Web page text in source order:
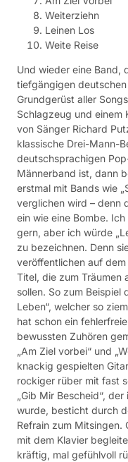
Weiterziehn
Leinen Los
Weite Reise
Und wieder eine Band,
tiefgängigen
Grundgerüst aller
Schlagzeug und einem
von Sänger Richard
klassische Drei-Mann-
deutschsprachigen
Männerband ist, dann
erstmal mit Bands wie
verglichen wird – denn
ein wie eine Bombe.
gern, aber ich würde
zu bezeichnen. Denn
veröffentlichen auf
Titel, die zum Träumen
sollen. So zum Beispiel
Leben“, welcher so
hat schon ein
bewussten Zuhören
„Am Ziel vorbei“ und
knackig gespielten
rockiger rüber mit fast
„Gib Mir Bescheid“,
wurde, besticht durch
Refrain zum Mitsingen.
mit dem Klavier
kräftig, mal gefühlvoll